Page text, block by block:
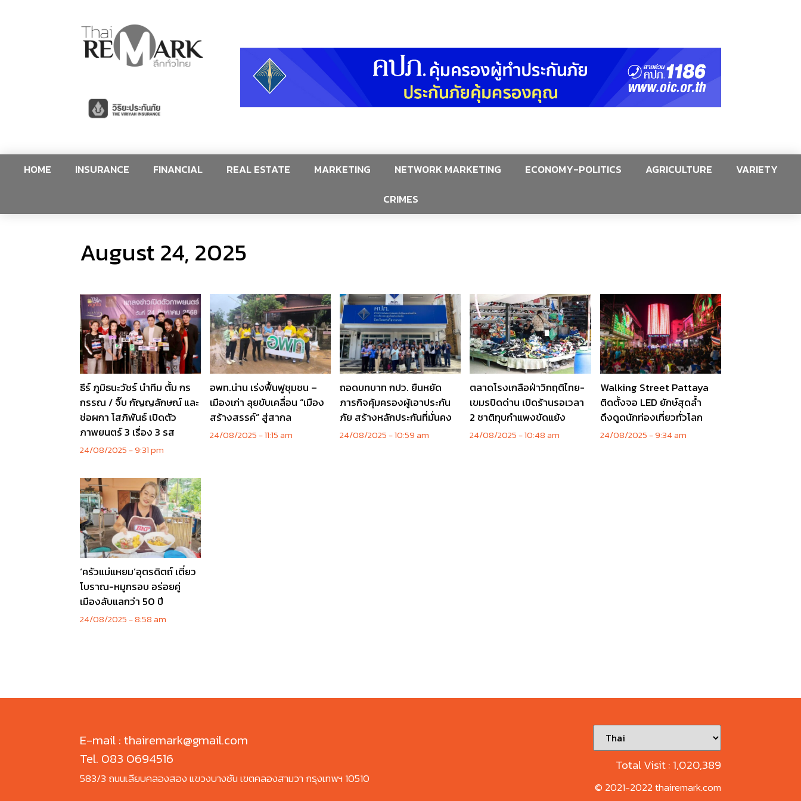
HOME INSURANCE FINANCIAL REAL ESTATE MARKETING NETWORK MARKETING ECONOMY-POLITICS AGRICULTURE
VARIETY
CRIMES
August 24, 2025
ธีร์ ภูมิธนะวัชร์ นำทีม ตั้ม กร
กรรณ / จิ๊บ กัญญลักษณ์ และ
ช่อผกา โสภิพันธ์ เปิดตัว
ภาพยนตร์ 3 เรื่อง 3 รส
24/08/2025 9:31 pm
อพท.น่าน เร่งฟื้นฟูชุมชน –
เมืองเก่า ลุยขับเคลื่อน “เมือง
สร้างสรรค์” สู่สากล
24/08/2025 11:15 am
ถอดบทบาท กปว. ยืนหยัด
ภารกิจคุ้มครองผู้เอาประกัน
ภัย สร้างหลักประกันที่มั่นคง
24/08/2025 10:59 am
ตลาดโรงเกลือฝ่าวิกฤติไทย-
เขมรปิดด่าน เปิดร้านรอเวลา
2 ชาติทุบกำแพงขัดแย้ง
24/08/2025 10:48 am
Walking Street Pattaya
ติดตั้งจอ LED ยักษ์สุดล้ำ
ดึงดูดนักท่องเที่ยวทั่วโลก
24/08/2025 9:34 am
‘ครัวแม่แหยม’อุตรดิตถ์ เตี๋ยว
โบราณ-หมูกรอบ อร่อยคู่
เมืองลับแลกว่า 50 ปี
24/08/2025 8:58 am
E-mail : thairemark@gmail.com
Tel. 083 0694516
583/3 ถนนเลียบคลองสอง แขวงบางชัน เขตคลองสามวา กรุงเทพฯ 10510
Total Visit : 1,020,389
© 2021-2022 thairemark.com